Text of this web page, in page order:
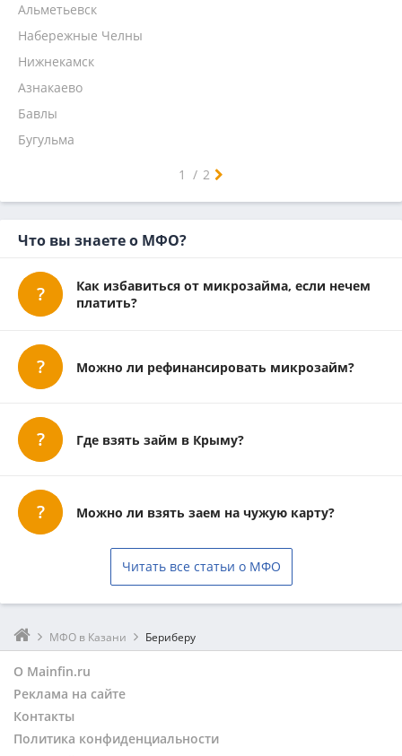
Наличными
На 1 месяц
Займиго
Надо денег
Кредит 7
Микроклад
Дезаем (Dezaem) отписаться
Финпрост отписаться
Альметьевск
Набережные Челны
Нижнекамск
Азнакаево
Бавлы
Бугульма
1 / 2
Что вы знаете о МФО?
Как избавиться от микрозайма, если нечем
платить?
Можно ли рефинансировать микрозайм?
Где взять займ в Крыму?
Можно ли взять заем на чужую карту?
Читать все статьи о МФО
МФО в Казани Бериберу
О Mainfin.ru
Реклама на сайте
Контакты
Политика конфиденциальности